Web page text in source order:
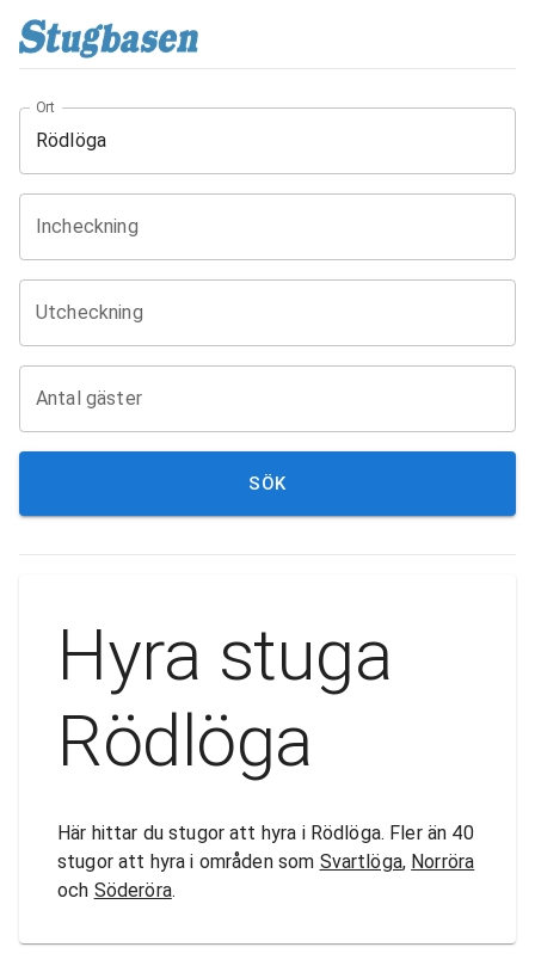
Ort
Incheckning
Utcheckning
Antal gäster
SÖK
Hyra stuga
Rödlöga
Här hittar du stugor att hyra i Rödlöga. Fler än 40
stugor att hyra i områden som Svartlöga, Norröra
och Söderöra.